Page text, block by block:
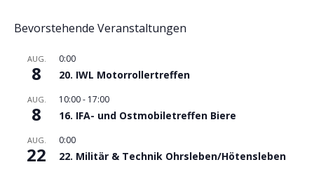
Bevorstehende Veranstaltungen
AUG.
8
0:00
20. IWL Motorrollertreffen
AUG.
8
10:00- 17:00
16. IFA- und Ostmobiletreffen Biere
AUG.
22
0:00
22. Militär & Technik Ohrsleben/Hötensleben